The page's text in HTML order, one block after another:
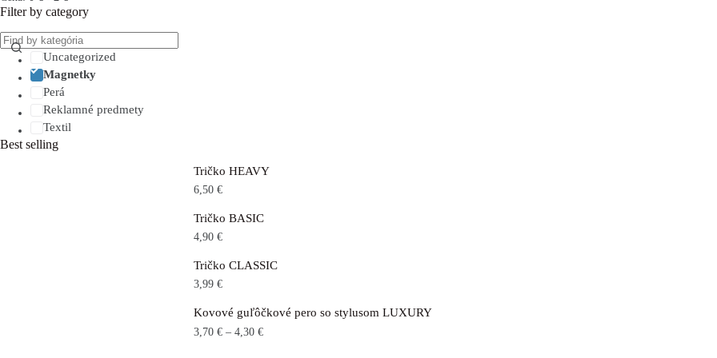
Filter by category
Uncategorized
Magnetky
Perá
Reklamné predmety
Textil
Best selling
Tričko HEAVY
6,50 €
Tričko BASIC
4,90 €
Tričko CLASSIC
3,99 €
Kovové guľôčkové pero so stylusom LUXURY
3,70 €– 4,30 €